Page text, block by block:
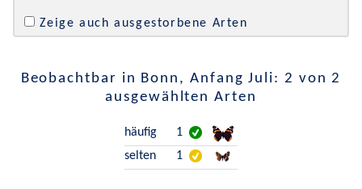
Zeige auch ausgestorbene Arten
Beobachtbar in Bonn, Anfang Juli: 2 von 2
ausgewählten Arten
häufig
1
selten
1